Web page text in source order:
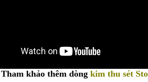
khảo thêm dòng kim thu sét